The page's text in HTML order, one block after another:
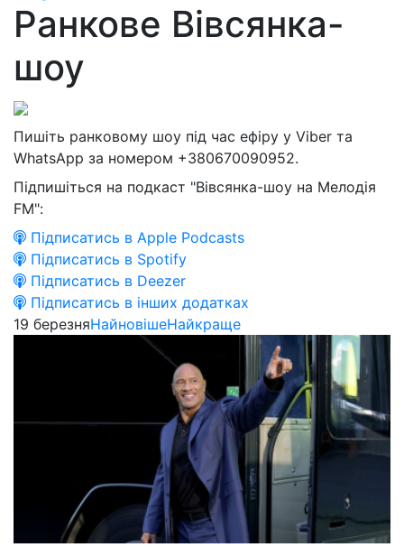
Ранкове Вівсянка-
шоу
Пишіть ранковому шоу під час ефіру у Viber та
WhatsApp за номером +380670090952.
Підпишіться на подкаст "Вівсянка-шоу на Мелодія
FM":
Підписатись в Apple Podcasts
Підписатись в Spotify
Підписатись в Deezer
Підписатись в інших додатках
19 березняНайновішеНайкраще